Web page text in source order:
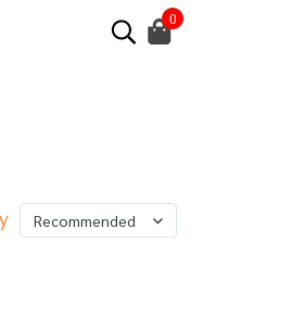
0
Recommended